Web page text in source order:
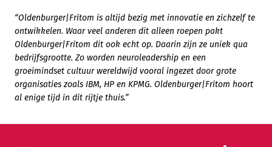
“Oldenburger|Fritom is altijd bezig met innovatie en zichzelf te
ontwikkelen. Waar veel anderen dit alleen roepen pakt
Oldenburger|Fritom dit ook echt op. Daarin zijn ze uniek qua
bedrijfsgrootte. Zo worden neuroleadership en een
groeimindset cultuur wereldwijd vooral ingezet door grote
organisaties zoals IBM, HP en KPMG. Oldenburger|Fritom hoort
al enige tijd in dit rijtje thuis.”